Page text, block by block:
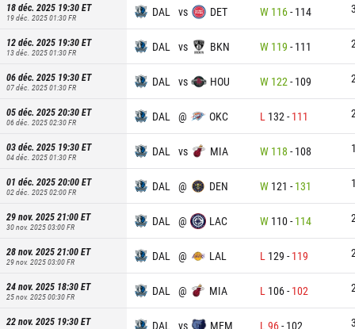
18 déc. 2025 19:30ET
19 déc. 2025 01:30FR DAL vs DET W 116- 114
12 déc. 2025 19:30ET
13 déc. 2025 01:30FR DAL vs BKN W 119 - 111
06 déc. 2025 19:30ET
07 déc. 2025 01:30FR DAL vs HOU W 122 - 109
05 déc. 2025 20:30ET
06 déc. 2025 02:30FR DAL @ OKC L 132 - 111
03 déc. 2025 19:30ET
04 déc. 2025 01:30FR DAL vs MIA W 118 - 108
01 déc. 2025 20:00ET
02 déc. 2025 02:00FR DAL @ DEN W 121 - 131
29 nov. 2025 21:00ET
30 nov. 2025 03:00FR DAL @ LAC W 110- 114
28 nov. 2025 21:00ET
29 nov. 2025 03:00FR DAL @ LAL L 129 - 119
24 nov. 2025 18:30ET
25 nov. 2025 00:30FR DAL @ MIA L 106- 102
22 nov. 2025 19:30ET DAL vs MEM L 96- 102